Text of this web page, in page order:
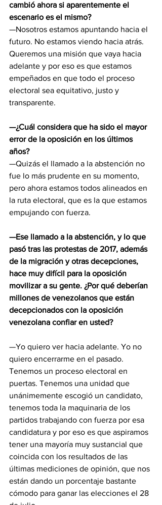
cambió ahora si aparentemente el
escenario es el mismo?
—Nosotros estamos apuntando hacia el
futuro. No estamos viendo hacia atrás.
Queremos una misión que vaya hacia
adelante y por eso es que estamos
empeñados en que todo el proceso
electoral sea equitativo, justo y
transparente.
—¿Cuál considera que ha sido el mayor
error de la oposición en los últimos
años?
—Quizás el llamado a la abstención no
fue lo más prudente en su momento,
pero ahora estamos todos alineados en
la ruta electoral, que es la que estamos
empujando con fuerza.
—Ese llamado a la abstención, y lo que
pasó tras las protestas de 2017, además
de la migración y otras decepciones,
hace muy difícil para la oposición
movilizar a su gente. ¿Por qué deberían
millones de venezolanos que están
decepcionados con la oposición
venezolana confiar en usted?
—Yo quiero ver hacia adelante. Yo no
quiero encerrarme en el pasado.
Tenemos un proceso electoral en
puertas. Tenemos una unidad que
unánimemente escogió un candidato,
tenemos toda la maquinaria de los
partidos trabajando con fuerza por esa
candidatura y por eso es que aspiramos
tener una mayoría muy sustancial que
coincida con los resultados de las
últimas mediciones de opinión, que nos
están dando un porcentaje bastante
cómodo para ganar las elecciones el 28